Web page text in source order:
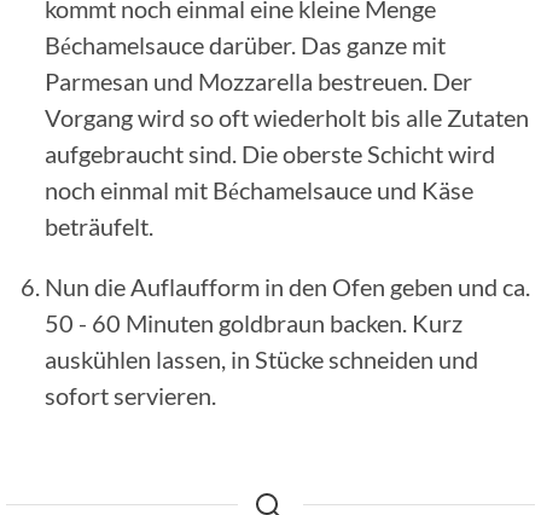
kommt noch einmal eine kleine Menge
Béchamelsauce darüber. Das ganze mit
Parmesan und Mozzarella bestreuen. Der
Vorgang wird so oft wiederholt bis alle Zutaten
aufgebraucht sind. Die oberste Schicht wird
noch einmal mit Béchamelsauce und Käse
beträufelt.
Nun die Auflaufform in den Ofen geben und ca.
50 - 60 Minuten goldbraun backen. Kurz
auskühlen lassen, in Stücke schneiden und
sofort servieren.